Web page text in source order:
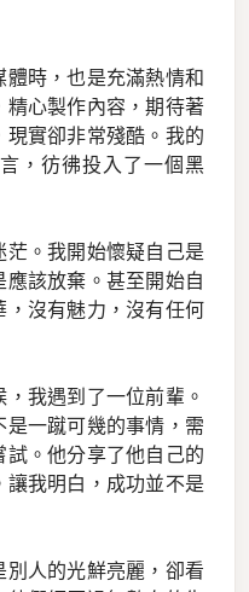
時，也是充滿熱情和
心製作內容，期待著
實卻非常殘酷。我的
，彷彿投入了一個黑
。我開始懷疑自己是
該放棄。甚至開始自
沒有魅力，沒有任何
我遇到了一位前輩。
一蹴可幾的事情，需
。他分享了他自己的
我明白，成功並不是
人的光鮮亮麗，卻看